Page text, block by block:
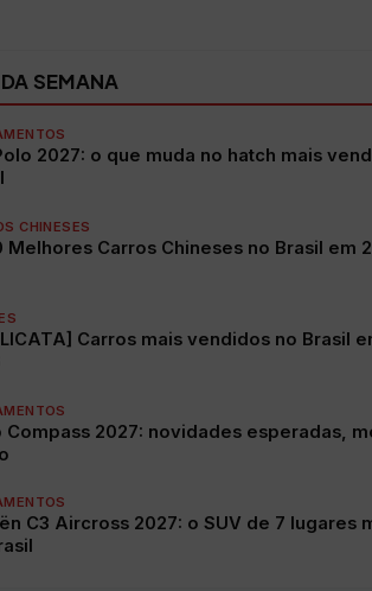
SEMANA
2027: o que muda no hatch mais
CHINESES
Melhores Carros Chineses no Brasil em
Carros mais vendidos no Brasil
Compass 2027: novidades esperadas,
C3 Aircross 2027: o SUV de 7 lugares